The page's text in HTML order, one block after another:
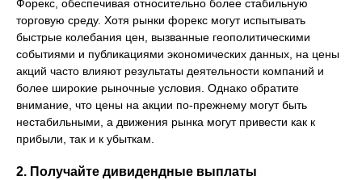
Форекс, обеспечивая относительно более стабильную
торговую среду. Хотя рынки форекс могут испытывать
быстрые колебания цен, вызванные геополитическими
событиями и публикациями экономических данных, на цены
акций часто влияют результаты деятельности компаний и
более широкие рыночные условия. Однако обратите
внимание, что цены на акции по-прежнему могут быть
нестабильными, а движения рынка могут привести как к
прибыли, так и к убыткам.
2. Получайте дивидендные выплаты